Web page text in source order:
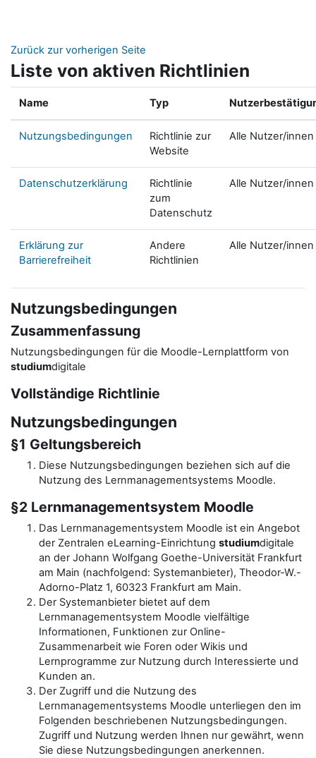
Zurück zur vorherigen Seite
Liste von aktiven Richtlinien
Name Typ
Nutzungsbedingungen
Richtlinie zur
Website
Alle Nutzer/innen
Datenschutzerklärung
Richtlinie
zum
Datenschutz
Alle Nutzer/innen
Erklärung zur
Barrierefreiheit
Andere
Richtlinien
Alle Nutzer/innen
Nutzungsbedingungen
Zusammenfassung
Nutzungsbedingungen für die Moodle-Lernplattform von
studiumdigitale
Vollständige Richtlinie
Nutzungsbedingungen
§1 Geltungsbereich
Diese Nutzungsbedingungen beziehen sich auf die
Nutzung des Lernmanagementsystems Moodle.
§2 Lernmanagementsystem Moodle
Das Lernmanagementsystem Moodle ist ein Angebot
der Zentralen eLearning-Einrichtung studiumdigitale
an der Johann Wolfgang Goethe-Universität Frankfurt
am Main (nachfolgend: Systemanbieter), Theodor-W.-
Adorno-Platz 1, 60323 Frankfurt am Main.
Der Systemanbieter bietet auf dem
Lernmanagementsystem Moodle vielfältige
Informationen, Funktionen zur Online-
Zusammenarbeit wie Foren oder Wikis und
Lernprogramme zur Nutzung durch Interessierte und
Kunden an.
Der Zugriff und die Nutzung des
Lernmanagementsystems Moodle unterliegen den im
Folgenden beschriebenen Nutzungsbedingungen.
Zugriff und Nutzung werden Ihnen nur gewährt, wenn
Sie diese Nutzungsbedingungen anerkennen.